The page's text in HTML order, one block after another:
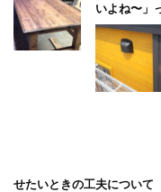
いよね〜」
せたいときの工夫について